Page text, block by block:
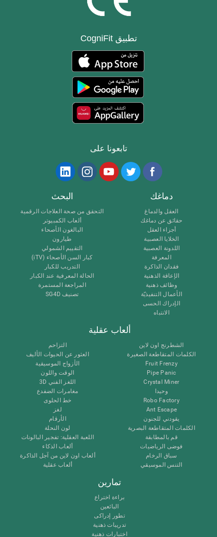
تطبيق CogniFit
تابعونا على
دماغك
العقل والدماغ
حقائق عن دماغك
أجزاء العقل
الخلايا العصبية
اللدونة العصبية
المعرفة
فقدان الذاكرة
الإعاقة الذهنية
وظائف ذهنية
الأعمال التنفيذيّة
الإدراك الحسى
الانتباه
البحث
التحقق من صحة العلاجات الرقمية
ألعاب الكمبيوتر
البالغون الأصحاء
طيارون
التقييم الشمولي
كبار السن الأصحاء (iTV)
التدريب للكبار
الحالة المعرفية عند الكبار
المراجعة المستمرة
تصنيف SG4D
ألعاب عقلية
الشطرنج اون لاين
الكلمات المتقاطعة الصغيرة
Fruit Frenzy
Pipe Panic
Crystal Miner
وحيدا
Robo Factory
Ant Escape
يقودني للجنون
الكلمات المتقاطعة البصرية
قم بالمطابقة
فوضى الرياضيات
سباق الرخام
التنس الموسيقي
التزاحم
العثور عن الحيوات الأليف
الأزواج الموسيقية
الوقت واللون
اللغز الفني 3D
مغامرات الضفدع
خط الحلوى
لغز
الأرقام
لون النحلة
اللعبة العقلية: تفجير البالونات
ألعاب الذكاء
ألعاب اون لاين من آجل الذاكرة
ألعاب عقلية
تمارين
براءة اختراع
البائعين
تطور إدراكى
تدريبات ذهنية
اختبارات ذهنية